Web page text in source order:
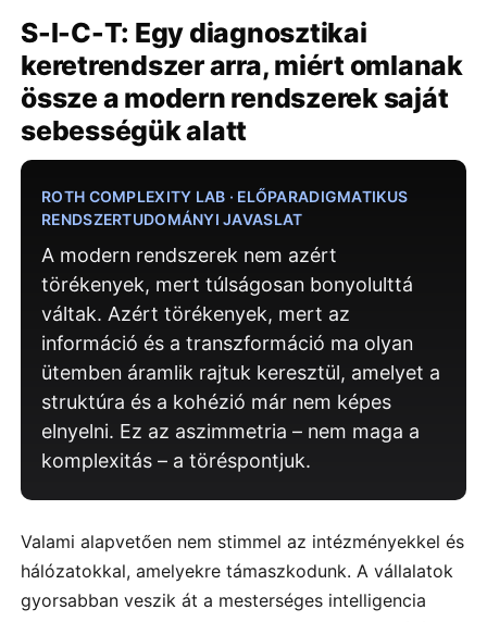
S-I-C-T: Egy diagnosztikai
keretrendszer arra, miért omlanak
össze a modern rendszerek saját
sebességük alatt
ROTH COMPLEXITY LAB · ELŐPARADIGMATIKUS
RENDSZERTUDOMÁNYI JAVASLAT
A modern rendszerek nem azért
törékenyek, mert túlságosan bonyolulttá
váltak. Azért törékenyek, mert az
információ és a transzformáció ma olyan
ütemben áramlik rajtuk keresztül, amelyet a
struktúra és a kohézió már nem képes
elnyelni. Ez az aszimmetria – nem maga a
komplexitás – a töréspontjuk.
Valami alapvetően nem stimmel az intézményekkel és
hálózatokkal, amelyekre támaszkodunk. A vállalatok
gyorsabban veszik át a mesterséges intelligencia